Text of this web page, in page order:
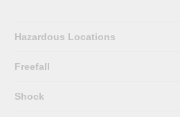
Hazardous Locations
Freefall
Shock